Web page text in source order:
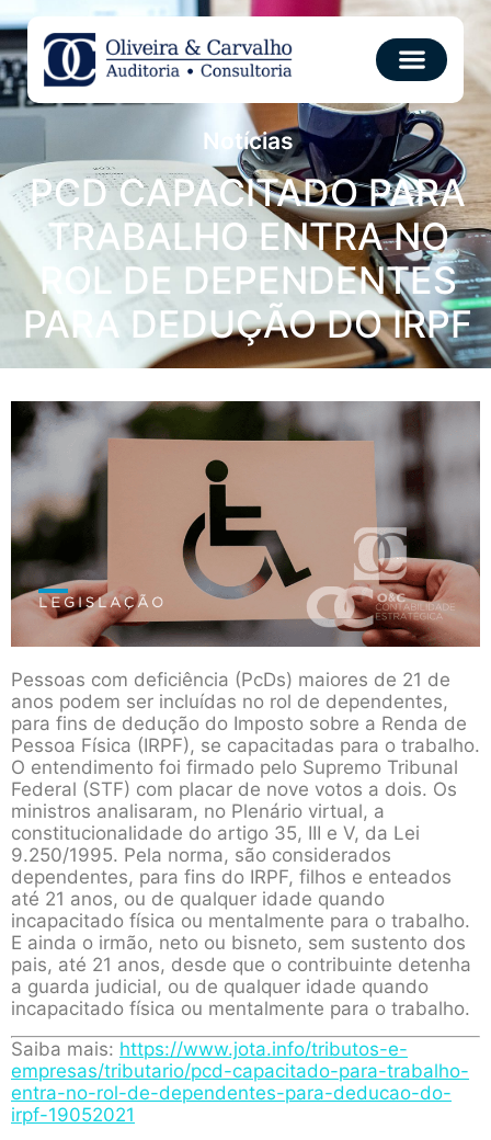
Notícias
PCD CAPACITADO PARA
TRABALHO ENTRA NO
ROL DE DEPENDENTES
PARA DEDUÇÃO DO IRPF
Pessoas com deficiência (PcDs) maiores de 21 de
anos podem ser incluídas no rol de dependentes,
para fins de dedução do Imposto sobre a Renda de
Pessoa Física (IRPF), se capacitadas para o trabalho.
O entendimento foi firmado pelo Supremo Tribunal
Federal (STF) com placar de nove votos a dois. Os
ministros analisaram, no Plenário virtual, a
constitucionalidade do artigo 35, III e V, da Lei
9.250/1995. Pela norma, são considerados
dependentes, para fins do IRPF, filhos e enteados
até 21 anos, ou de qualquer idade quando
incapacitado física ou mentalmente para o trabalho.
E ainda o irmão, neto ou bisneto, sem sustento dos
pais, até 21 anos, desde que o contribuinte detenha
a guarda judicial, ou de qualquer idade quando
incapacitado física ou mentalmente para o trabalho.
Saiba mais: https://www.jota.info/tributos-e-
empresas/tributario/pcd-capacitado-para-trabalho-
entra-no-rol-de-dependentes-para-deducao-do-
irpf-19052021